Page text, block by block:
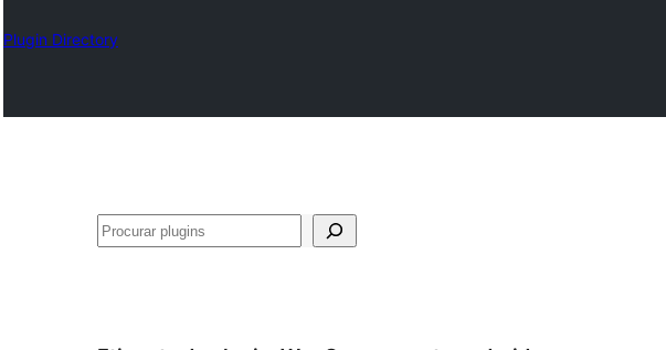
Plugin Directory
Pesquisar